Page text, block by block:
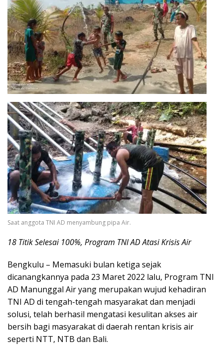
Saat anggota TNI AD menyambung pipa Air.
18 Titik Selesai 100%, Program TNI AD Atasi Krisis Air
Bengkulu – Memasuki bulan ketiga sejak
dicanangkannya pada 23 Maret 2022 lalu, Program TNI
AD Manunggal Air yang merupakan wujud kehadiran
TNI AD di tengah-tengah masyarakat dan menjadi
solusi, telah berhasil mengatasi kesulitan akses air
bersih bagi masyarakat di daerah rentan krisis air
seperti NTT, NTB dan Bali.